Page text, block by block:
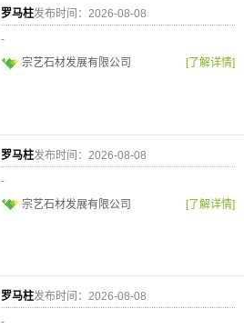
罗马柱发布时间：2026-08-08
-
宗艺石材发展有限公司
[了解详情]
罗马柱发布时间：2026-08-08
-
宗艺石材发展有限公司
[了解详情]
罗马柱发布时间：2026-08-08
-